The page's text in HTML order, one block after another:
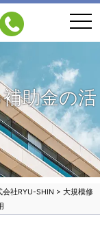
助金の活
社RYU-SHIN > 大規模修